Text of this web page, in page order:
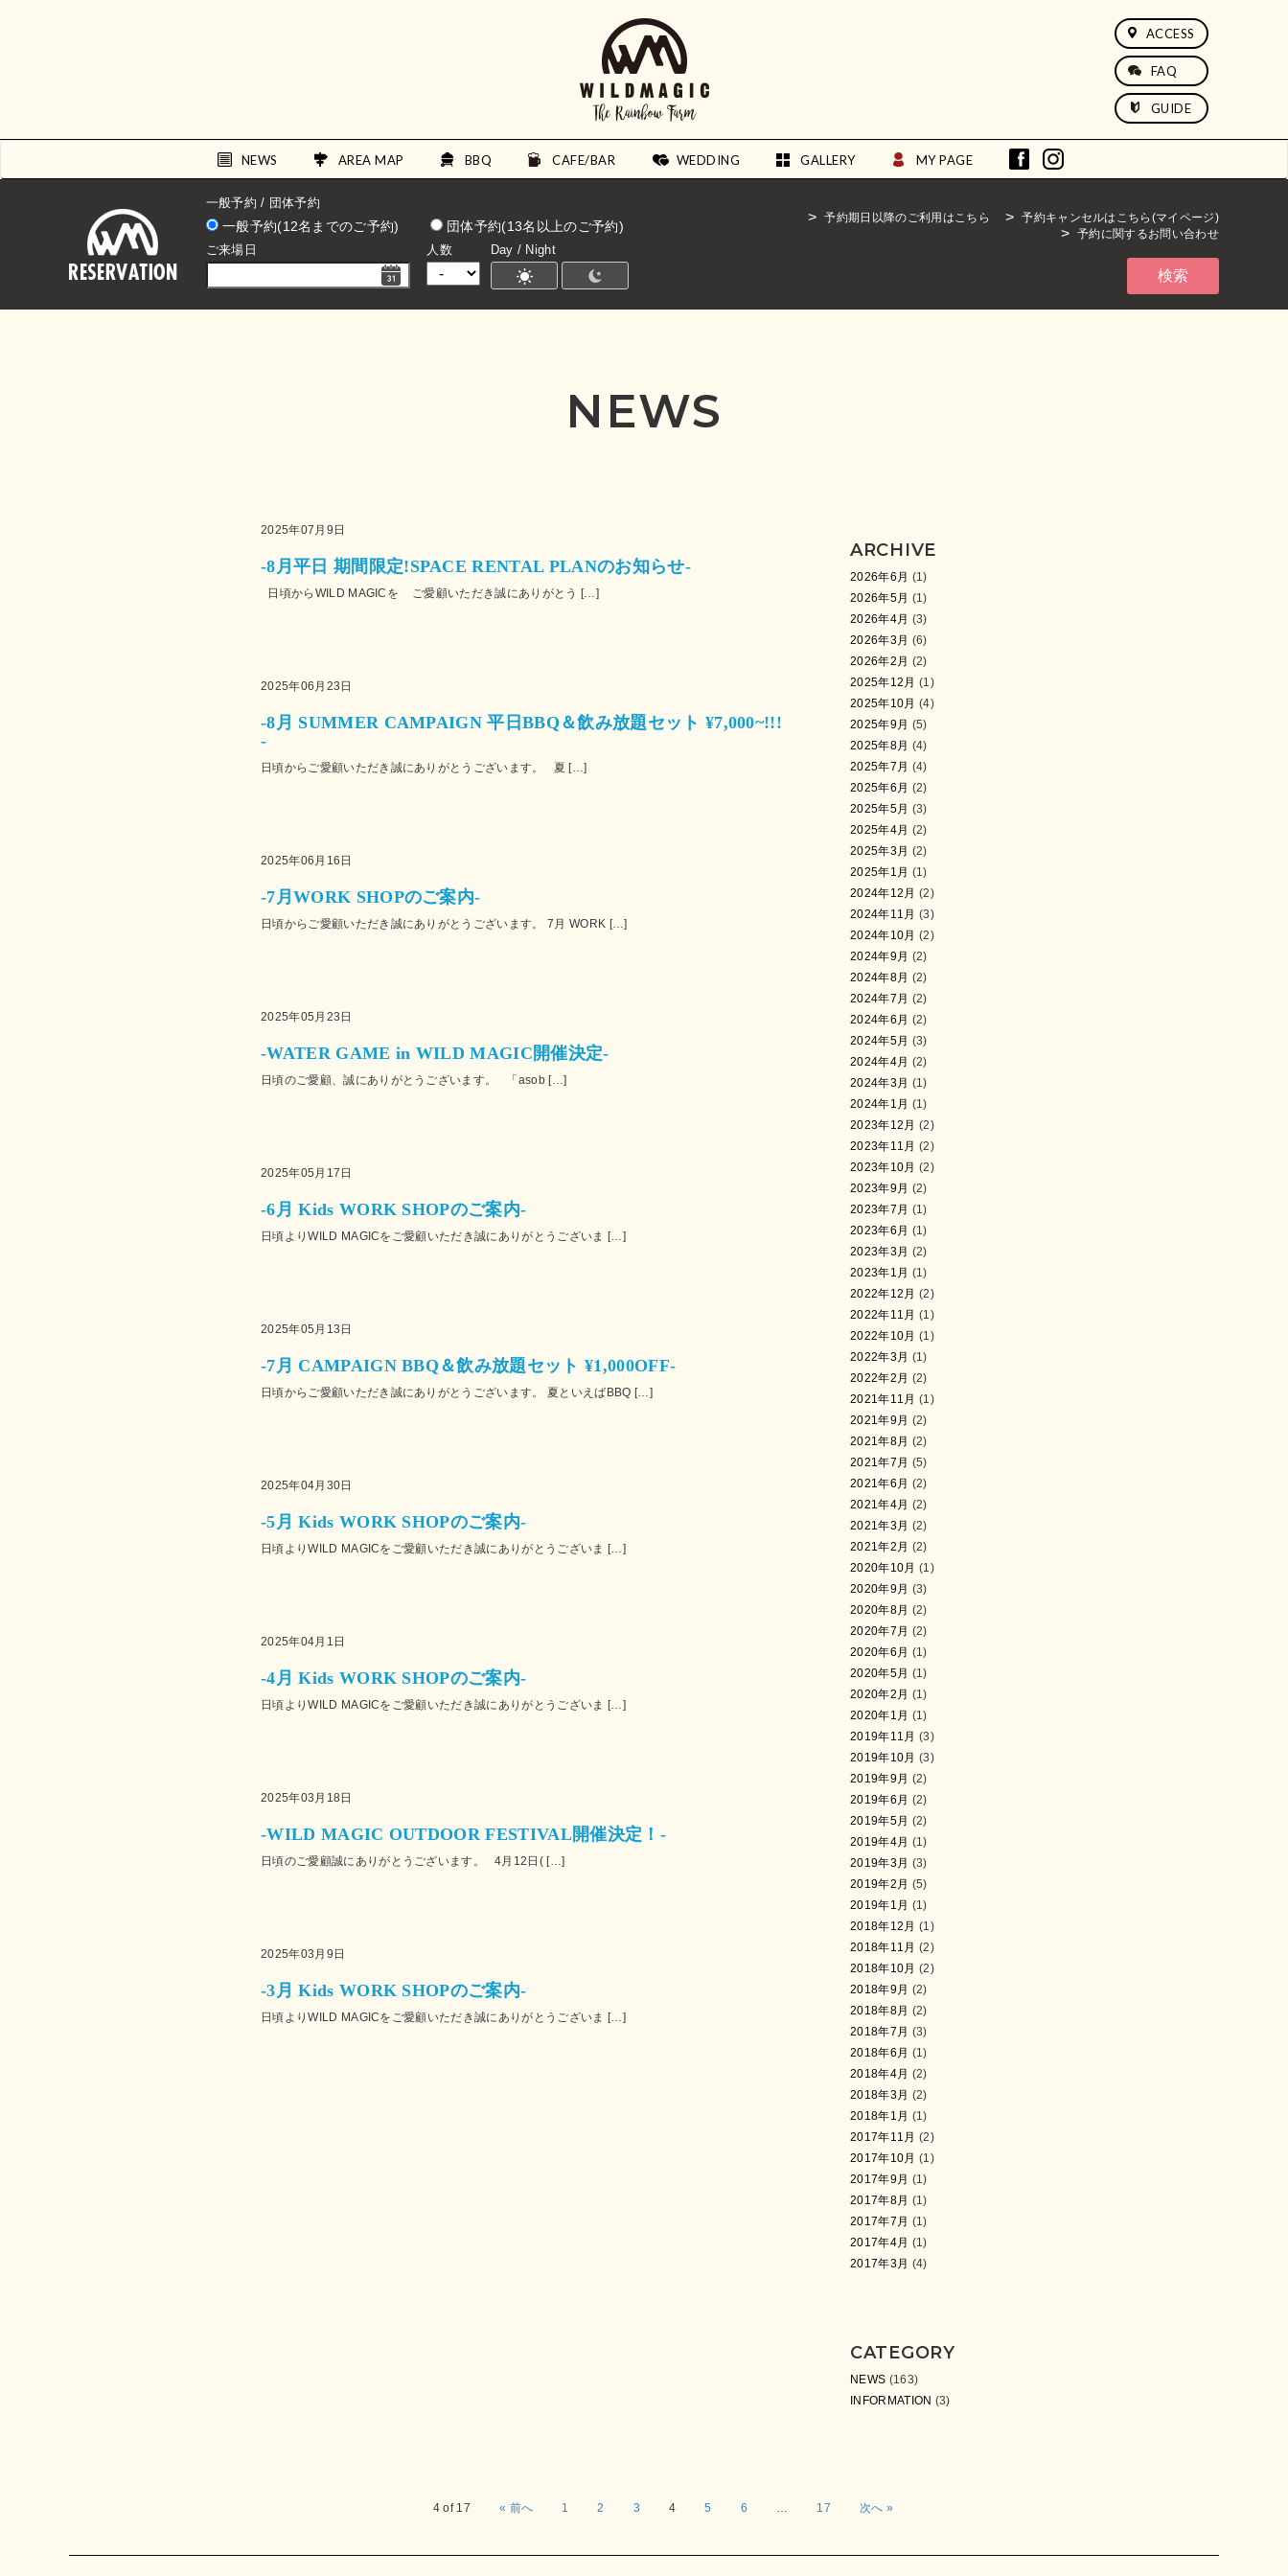
ACCESS
FAQ
GUIDE
NEWS AREA MAP BBQ CAFE/BAR WEDDING GALLERY MY PAGE
一般予約 / 団体予約
一般予約(12名までのご予約) 団体予約(13名以上のご予約)
ご来場日 人数 Day / Night
検索
予約期日以降のご利用はこちら
予約キャンセルはこちら(マイページ)
予約に関するお問い合わせ
NEWS
2025年07月9日
-8月平日 期間限定!SPACE RENTAL PLANのお知らせ-
日頃からWILD MAGICを ご愛顧いただき誠にありがとう […]
2025年06月23日
-8月 SUMMER CAMPAIGN 平日BBQ＆飲み放題セット ¥7,000~!!!
-
日頃からご愛顧いただき誠にありがとうございます。 夏 […]
2025年06月16日
-7月WORK SHOPのご案内-
日頃からご愛顧いただき誠にありがとうございます。 7月 WORK […]
2025年05月23日
-WATER GAME in WILD MAGIC開催決定-
日頃のご愛顧、誠にありがとうございます。 「asob […]
2025年05月17日
-6月 Kids WORK SHOPのご案内-
日頃よりWILD MAGICをご愛顧いただき誠にありがとうございま […]
2025年05月13日
-7月 CAMPAIGN BBQ＆飲み放題セット ¥1,000OFF-
日頃からご愛顧いただき誠にありがとうございます。 夏といえばBBQ […]
2025年04月30日
-5月 Kids WORK SHOPのご案内-
日頃よりWILD MAGICをご愛顧いただき誠にありがとうございま […]
2025年04月1日
-4月 Kids WORK SHOPのご案内-
日頃よりWILD MAGICをご愛顧いただき誠にありがとうございま […]
2025年03月18日
-WILD MAGIC OUTDOOR FESTIVAL開催決定！-
日頃のご愛顧誠にありがとうございます。 4月12日( […]
2025年03月9日
-3月 Kids WORK SHOPのご案内-
日頃よりWILD MAGICをご愛顧いただき誠にありがとうございま […]
ARCHIVE
2026年6月 (1)
2026年5月 (1)
2026年4月 (3)
2026年3月 (6)
2026年2月 (2)
2025年12月 (1)
2025年10月 (4)
2025年9月 (5)
2025年8月 (4)
2025年7月 (4)
2025年6月 (2)
2025年5月 (3)
2025年4月 (2)
2025年3月 (2)
2025年1月 (1)
2024年12月 (2)
2024年11月 (3)
2024年10月 (2)
2024年9月 (2)
2024年8月 (2)
2024年7月 (2)
2024年6月 (2)
2024年5月 (3)
2024年4月 (2)
2024年3月 (1)
2024年1月 (1)
2023年12月 (2)
2023年11月 (2)
2023年10月 (2)
2023年9月 (2)
2023年7月 (1)
2023年6月 (1)
2023年3月 (2)
2023年1月 (1)
2022年12月 (2)
2022年11月 (1)
2022年10月 (1)
2022年3月 (1)
2022年2月 (2)
2021年11月 (1)
2021年9月 (2)
2021年8月 (2)
2021年7月 (5)
2021年6月 (2)
2021年4月 (2)
2021年3月 (2)
2021年2月 (2)
2020年10月 (1)
2020年9月 (3)
2020年8月 (2)
2020年7月 (2)
2020年6月 (1)
2020年5月 (1)
2020年2月 (1)
2020年1月 (1)
2019年11月 (3)
2019年10月 (3)
2019年9月 (2)
2019年6月 (2)
2019年5月 (2)
2019年4月 (1)
2019年3月 (3)
2019年2月 (5)
2019年1月 (1)
2018年12月 (1)
2018年11月 (2)
2018年10月 (2)
2018年9月 (2)
2018年8月 (2)
2018年7月 (3)
2018年6月 (1)
2018年4月 (2)
2018年3月 (2)
2018年1月 (1)
2017年11月 (2)
2017年10月 (1)
2017年9月 (1)
2017年8月 (1)
2017年7月 (1)
2017年4月 (1)
2017年3月 (4)
CATEGORY
NEWS (163)
INFORMATION (3)
4 of 17 « 前へ 1 2 3 4 5 6 … 17 次へ »